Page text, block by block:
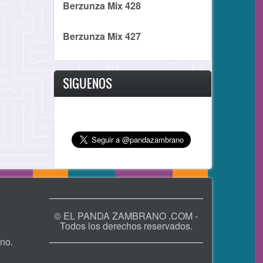
Berzunza Mix 428
Berzunza Mix 427
SIGUENOS
© EL PANDA ZAMBRANO .COM -
Todos los derechos reservados.